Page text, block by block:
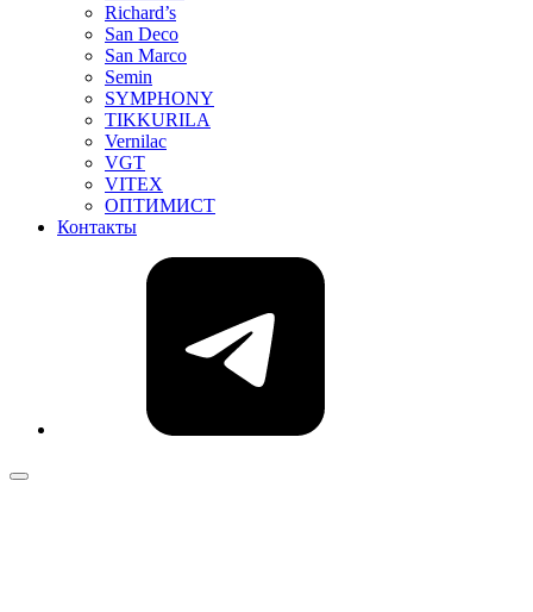
Richard’s
San Deco
San Marco
Semin
SYMPHONY
TIKKURILA
Vernilac
VGT
VITEX
ОПТИМИСТ
Контакты